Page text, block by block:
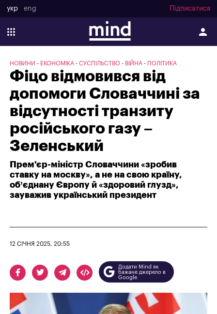
укр eng Підписатися
НОВИНИ ЕКОНОМІКА СУСПІЛЬСТВО ВІЙНА ПОЛІТИКА
Фіцо відмовився від
допомоги Словаччині за
відсутності транзиту
російського газу –
Зеленський
Прем'єр-міністр Словаччини «зробив
ставку на москву», а не на свою країну,
об’єднану Європу й «здоровий глузд»,
зауважив український президент
12 СІЧНЯ 2025, 20:55
Додати Mind як
бажане джерело в
Google